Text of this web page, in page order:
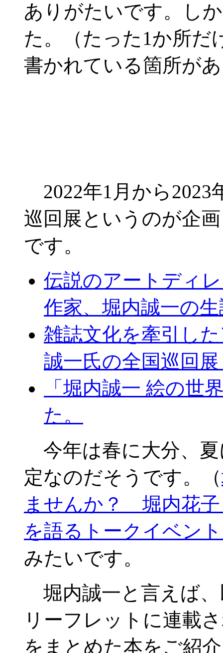
ありがたいです。し
た。（たった1か所だ
書かれている箇所が
2022年1月から2023
巡回展というのが企
です。
伝説のアートディ
作家、堀内誠一の
雑誌文化を牽引し
誠一氏の全国巡回
「堀内誠一 絵の世
た。
今年は春に大分、夏
定なのだそうです。（
ませんか？ 堀内花子
を語るトークイベン
みたいです。
堀内誠一と言えば
リーフレットに連載
をまとめた本をご紹